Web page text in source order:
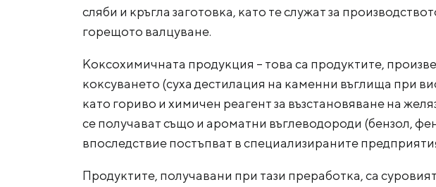
сляби и кръгла заготовка, като те служат за
горещото валцуване.
Коксохимичната продукция – това са продуктите,
коксуването (суха дестилация на каменни въглища при
като гориво и химичен реагент за възстановяване на
се получават също и ароматни въглеводороди (бензол,
впоследствие постъпват в специализираните
Продуктите, получавани при тази преработка, са